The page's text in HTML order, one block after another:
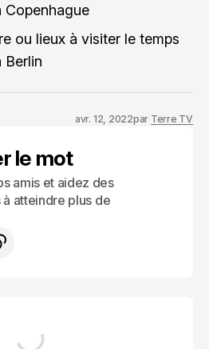
Copenhague
ou lieux à visiter le temps
Berlin
avr. 12, 2022par Terre TV
le mot
amis et aidez des
atteindre plus de